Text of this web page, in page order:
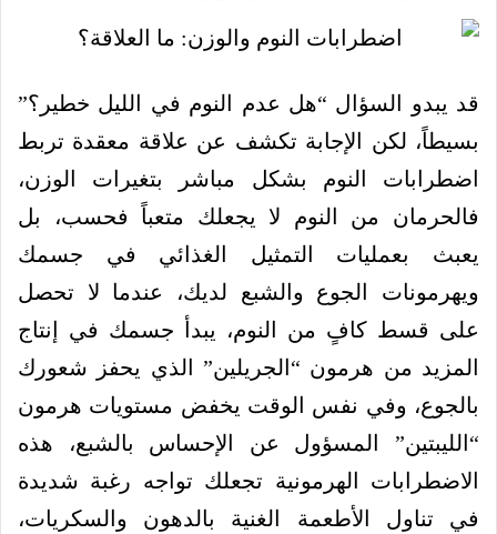
قد يبدو السؤال “هل عدم النوم في الليل خطير؟”
بسيطاً، لكن الإجابة تكشف عن علاقة معقدة تربط
اضطرابات النوم بشكل مباشر بتغيرات الوزن،
فالحرمان من النوم لا يجعلك متعباً فحسب، بل
يعبث بعمليات التمثيل الغذائي في جسمك
ويهرمونات الجوع والشبع لديك، عندما لا تحصل
على قسط كافٍ من النوم، يبدأ جسمك في إنتاج
المزيد من هرمون “الجريلين” الذي يحفز شعورك
بالجوع، وفي نفس الوقت يخفض مستويات هرمون
“الليبتين” المسؤول عن الإحساس بالشبع، هذه
الاضطرابات الهرمونية تجعلك تواجه رغبة شديدة
في تناول الأطعمة الغنية بالدهون والسكريات،